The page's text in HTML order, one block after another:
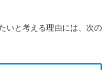
いと考える理由には、次の